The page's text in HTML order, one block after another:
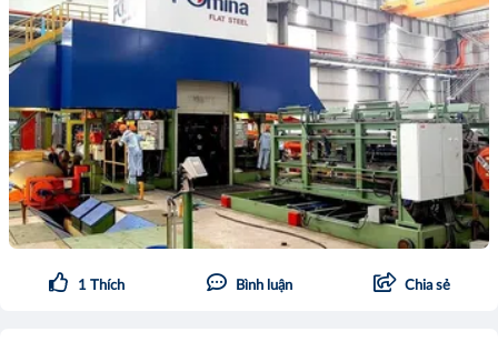
1 Thích Bình luận Chia sẻ